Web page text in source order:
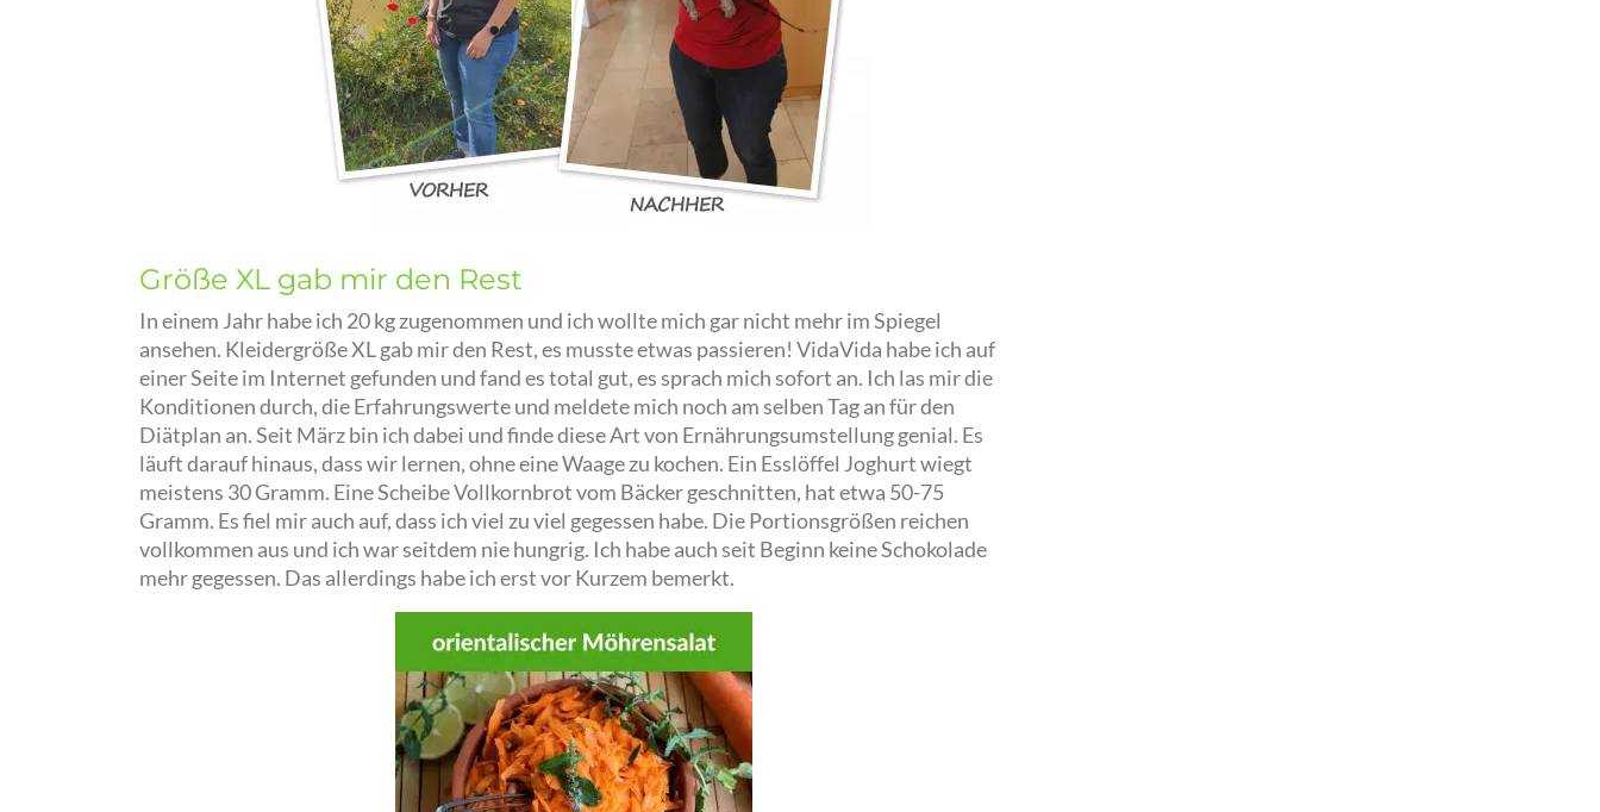
Größe XL gab mir den Rest
In einem Jahr habe ich 20 kg zugenommen und ich wollte mich gar nicht mehr im Spiegel
ansehen. Kleidergröße XL gab mir den Rest, es musste etwas passieren! VidaVida habe ich auf
einer Seite im Internet gefunden und fand es total gut, es sprach mich sofort an. Ich las mir die
Konditionen durch, die Erfahrungswerte und meldete mich noch am selben Tag an für den
Diätplan an. Seit März bin ich dabei und finde diese Art von Ernährungsumstellung genial. Es
läuft darauf hinaus, dass wir lernen, ohne eine Waage zu kochen. Ein Esslöffel Joghurt wiegt
meistens 30 Gramm. Eine Scheibe Vollkornbrot vom Bäcker geschnitten, hat etwa 50-75
Gramm. Es fiel mir auch auf, dass ich viel zu viel gegessen habe. Die Portionsgrößen reichen
vollkommen aus und ich war seitdem nie hungrig. Ich habe auch seit Beginn keine Schokolade
mehr gegessen. Das allerdings habe ich erst vor Kurzem bemerkt.